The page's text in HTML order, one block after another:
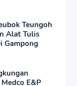
Teungoh
Alat Tulis
Gampong
E&P